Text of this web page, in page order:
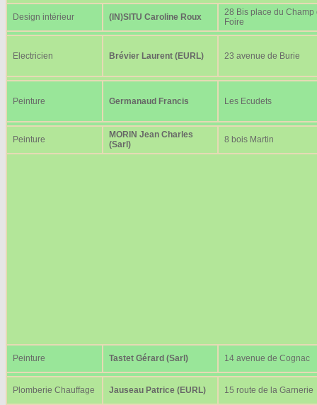
Design intérieur (IN)SITU Caroline Roux
28 Bis place du Champ
Foire
Electricien Brévier Laurent (EURL) 23 avenue de Burie
Peinture Germanaud Francis Les Ecudets
Peinture
MORIN Jean Charles
(Sarl)
8 bois Martin
Peinture Tastet Gérard (Sarl) 14 avenue de Cognac
Plomberie Chauffage Jauseau Patrice (EURL) 15 route de la Garnerie